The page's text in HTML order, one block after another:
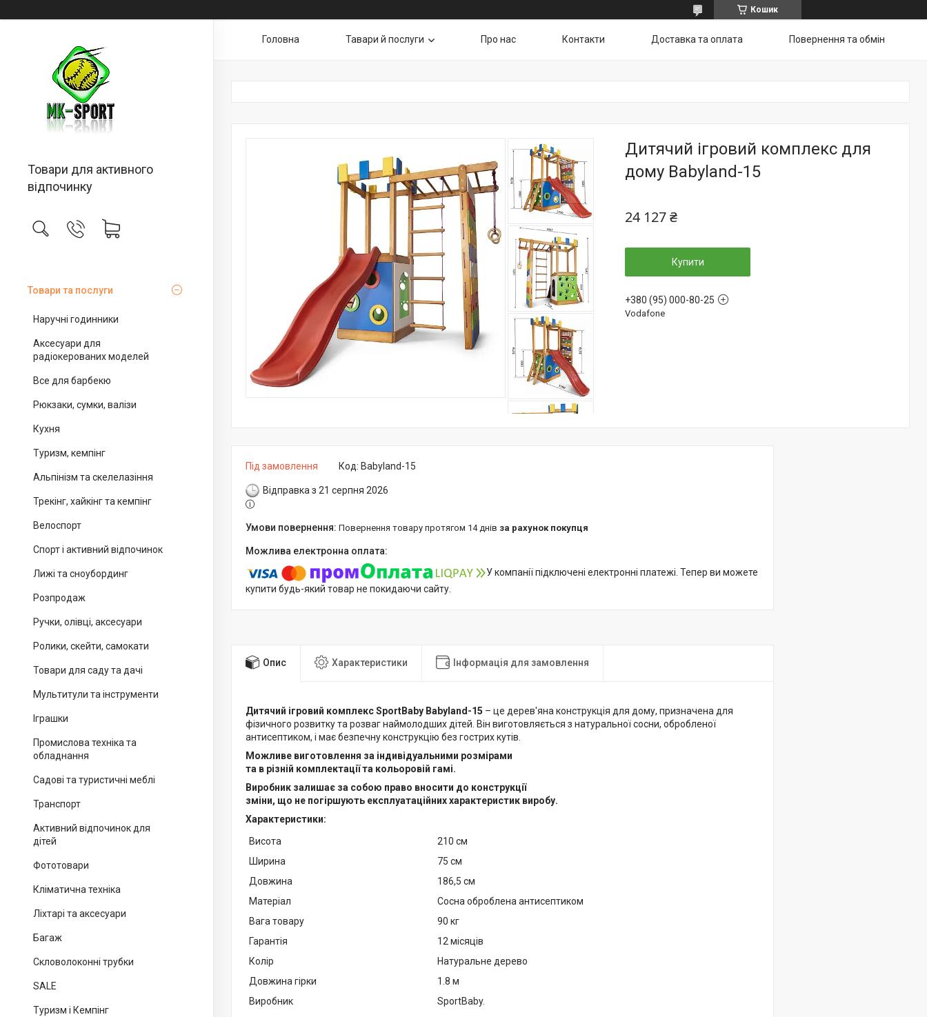
Кошик
Товари для активного
відпочинку
Товари та послуги
Наручні годинники
Аксесуари для
радіокерованих моделей
Все для барбекю
Рюкзаки, сумки, валізи
Кухня
Туризм, кемпінг
Альпінізм та скелелазіння
Трекінг, хайкінг та кемпінг
Велоспорт
Спорт і активний відпочинок
Лижі та сноубординг
Розпродаж
Ручки, олівці, аксесуари
Ролики, скейти, самокати
Товари для саду та дачі
Мультитули та інструменти
Іграшки
Промислова техніка та
обладнання
Садові та туристичні меблі
Транспорт
Активний відпочинок для
дітей
Фототовари
Кліматична техніка
Ліхтарі та аксесуари
Багаж
Скловолоконні трубки
SALE
Туризм і Кемпінг
Головна Тавари й послуги Про нас Контакти Доставка та оплата Повернення та обмін
Дитячий ігровий комплекс для
дому Babyland-15
24 127 ₴
Купити
+380 (95) 000-80-25
Vodafone
Під замовлення Код: Babyland-15
Відправка з 21 серпня 2026
повернення товару протягом 14 днів за рахунок покупця
У компанії підключені електронні платежі. Тепер ви можете
купити будь-який товар не покидаючи сайту.
Опис Характеристики Інформація для замовлення
Дитячий ігровий комплексSportBaby Babyland-15 – це дерев'яна конструкція для дому, призначена для
фізичного розвитку та розваг наймолодших дітей. Він виготовляється з натуральної сосни, обробленої
антисептиком, і має безпечну конструкцію без гострих кутів.
Можливе виготовлення за індивідуальними розмірами
та в різній комплектації та кольоровій гамі.
Виробник залишає за собою право вносити до конструкції
зміни, що не погіршують експлуатаційних характеристик виробу.
Характеристики:
Висота
210 см
Ширина
75 см
Довжина
186,5 см
Матеріал
Сосна оброблена антисептиком
Вага товару
90 кг
Гарантія
12 місяців
Колір
Натуральне дерево
Довжина гірки
1.8 м
Виробник
SportBaby.